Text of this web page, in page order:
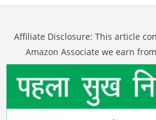
Affiliate Disclosure: This article
Amazon Associate we earn